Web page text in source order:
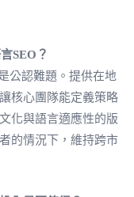
SEO？
公認難題。提供在地
核心團隊能定義策略
化與語言適應性的版
的情況下，維持跨市